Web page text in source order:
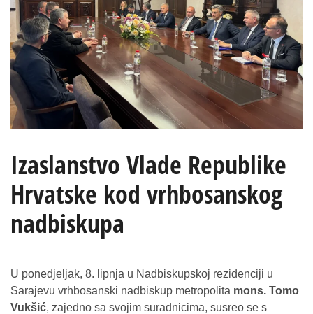
Izaslanstvo Vlade Republike
Hrvatske kod vrhbosanskog
nadbiskupa
U ponedjeljak, 8. lipnja u Nadbiskupskoj rezidenciji u
Sarajevu vrhbosanski nadbiskup metropolita mons. Tomo
Vukšić, zajedno sa svojim suradnicima, susreo se s